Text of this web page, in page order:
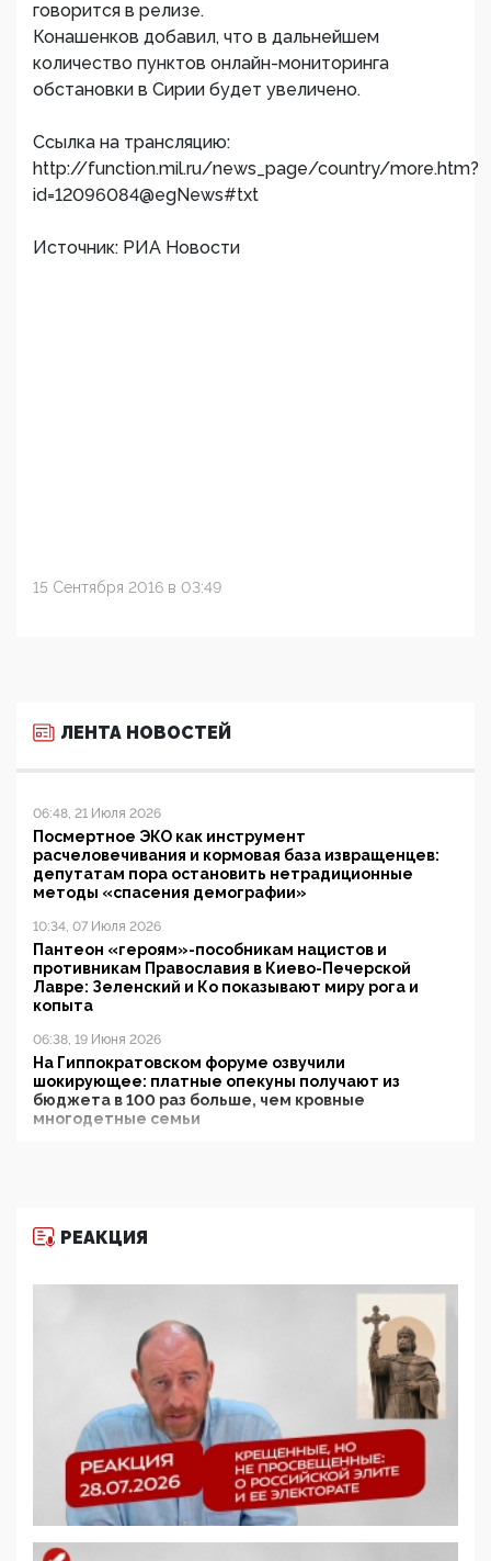
говорится в релизе.
Конашенков добавил, что в дальнейшем
количество пунктов онлайн-мониторинга
обстановки в Сирии будет увеличено.
Ссылка на трансляцию:
http://function.mil.ru/news_page/country/more.htm?
id=12096084@egNews#txt
Источник: РИА Новости
15 Сентября 2016 в 03:49
ЛЕНТА НОВОСТЕЙ
06:48, 21 Июля 2026
Посмертное ЭКО как инструмент
расчеловечивания и кормовая база извращенцев:
депутатам пора остановить нетрадиционные
методы «спасения демографии»
10:34, 07 Июля 2026
Пантеон «героям»-пособникам нацистов и
противникам Православия в Киево-Печерской
Лавре: Зеленский и Ко показывают миру рога и
копыта
06:38, 19 Июня 2026
На Гиппократовском форуме озвучили
шокирующее: платные опекуны получают из
бюджета в 100 раз больше, чем кровные
многодетные семьи
11:53, 09 Июня 2026
деятельность ИИТО ЮНЕСКО в России, но
цифроглобалисты продолжают определять
повестку в образовании
09:43, 01 Июня 2026
5G за счет здоровья граждан: Минцифры намерено
отобрать у регионов и муниципалитетов право
защищать жилые дома и социальные объекты от
05:58, 26 Мая 2026
Роскомнадзор освободили от борца с
деструктивным и опасным контентом
07:39, 25 Мая 2026
РЕАКЦИЯ